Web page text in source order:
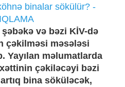
və bəzi KİV-də
çəkilməsi məsələsi
Yayılan məlumatlarda
çəkiləcəyi bəzi
bina söküləcək,